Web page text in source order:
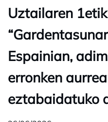
Uztailaren
Espainian,
erronken
eztabaidatuko